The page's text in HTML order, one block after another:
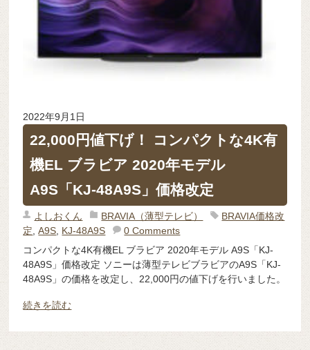
2022年9月1日
22,000円値下げ！ コンパクトな4K有
機EL ブラビア 2020年モデル
A9S「KJ-48A9S」価格改定
よしおくん BRAVIA（薄型テレビ）
BRAVIA価格改
定,A9S, KJ-48A9S
0 Comments
コンパクトな4K有機EL ブラビア 2020年モデル A9S「KJ-
48A9S」価格改定 ソニーは薄型テレビブラビアのA9S「KJ-
48A9S」の価格を改定し、22,000円の値下げを行いました。
続きを読む